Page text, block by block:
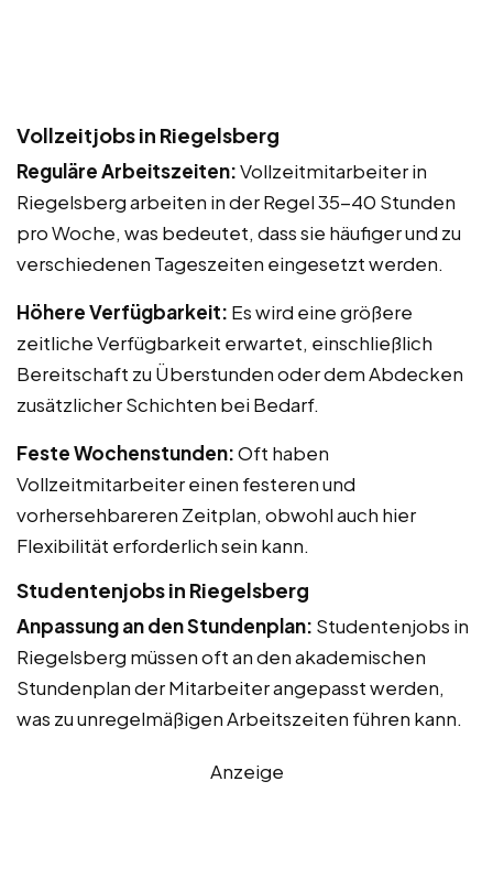
Vollzeitjobs in Riegelsberg
Reguläre Arbeitszeiten:Vollzeitmitarbeiter in
Riegelsberg arbeiten in der Regel 35-40 Stunden
pro Woche, was bedeutet, dass sie häufiger und zu
verschiedenen Tageszeiten eingesetzt werden.
Höhere Verfügbarkeit: Es wird eine größere
zeitliche Verfügbarkeit erwartet, einschließlich
Bereitschaft zu Überstunden oder dem Abdecken
zusätzlicher Schichten bei Bedarf.
Feste Wochenstunden:Oft haben
Vollzeitmitarbeiter einen festeren und
vorhersehbareren Zeitplan, obwohl auch hier
Flexibilität erforderlich sein kann.
Studentenjobs in Riegelsberg
Anpassung an den Stundenplan: Studentenjobs in
Riegelsberg müssen oft an den akademischen
Stundenplan der Mitarbeiter angepasst werden,
was zu unregelmäßigen Arbeitszeiten führen kann.
Anzeige